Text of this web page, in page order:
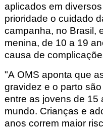
aplicados em
prioridade o cuidado
campanha, no Brasil,
menina, de 10 a 19
causa de
"A OMS aponta que
gravidez e o parto
entre as jovens de 15
mundo. Crianças e
anos correm maior